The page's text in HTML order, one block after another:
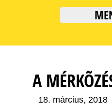
A
18. március, 2018